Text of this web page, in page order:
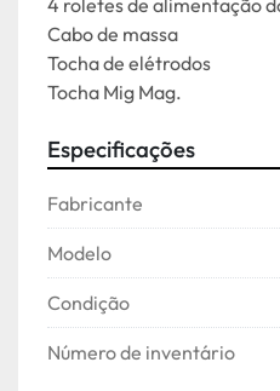
4 roletes de alimentação
Cabo de massa
Tocha de elétrodos
Tocha Mig Mag.
Especificações
Fabricante
Modelo
Condição
Número de inventário